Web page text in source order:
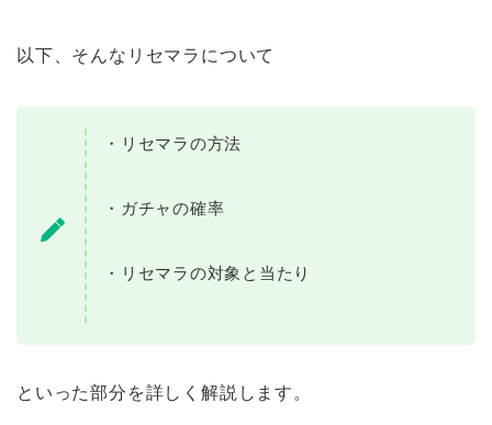
以下、そんなリセマラについて
・リセマラの方法
・ガチャの確率
・リセマラの対象と当たり
といった部分を詳しく解説します。